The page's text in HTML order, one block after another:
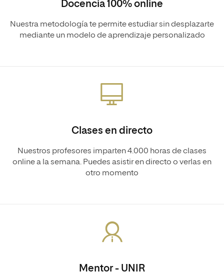
Docencia 100% online
Nuestra metodología te permite estudiar sin desplazarte
mediante un modelo de aprendizaje personalizado
Clases en directo
Nuestros profesores imparten 4.000 horas de clases
online a la semana. Puedes asistir en directo o verlas en
otro momento
Mentor - UNIR